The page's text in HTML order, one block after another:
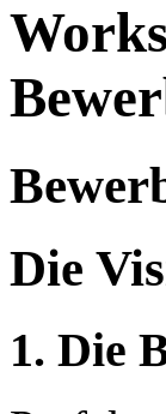
Die
1. Die